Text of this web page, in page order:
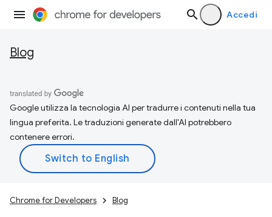
Accedi
Blog
Google utilizza la tecnologia AI per tradurre i contenuti nella tua
lingua preferita. Le traduzioni generate dall'AI potrebbero
contenere errori.
Chrome for Developers Blog